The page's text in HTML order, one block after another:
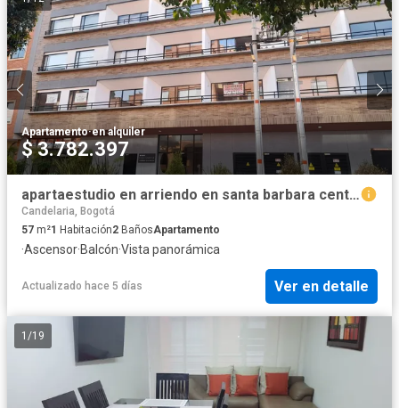
Apartamento·en alquiler
$ 3.782.397
apartaestudio en arriendo en santa barbara central-usaquén. Cod A51774
Candelaria, Bogotá
57 m²1 Habitación2 BañosApartamento
·Ascensor·Balcón·Vista panorámica
Actualizado hace 5 días Ver en detalle
1 /19